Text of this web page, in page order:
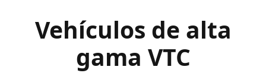
Vehículos de alta
gama VTC